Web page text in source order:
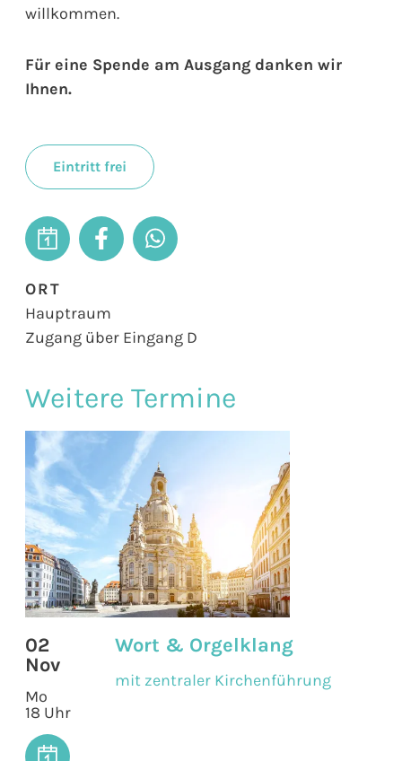
willkommen.
Für eine Spende am Ausgang danken wir
Ihnen.
Eintritt frei
ORT
Hauptraum
Zugang über Eingang D
Weitere Termine
02
Nov
Mo
18 Uhr
Wort & Orgelklang
mit zentraler Kirchenführung